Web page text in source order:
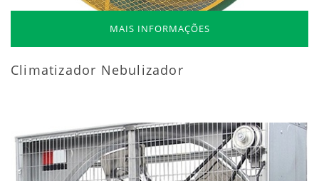
MAIS INFORMAÇÕES
Climatizador Nebulizador